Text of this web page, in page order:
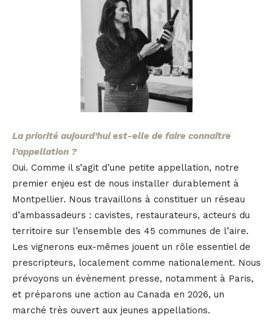
La priorité aujourd’hui est-elle de faire connaître
l’appellation ?
Oui. Comme il s’agit d’une petite appellation, notre
premier enjeu est de nous installer durablement à
Montpellier. Nous travaillons à constituer un réseau
d’ambassadeurs : cavistes, restaurateurs, acteurs du
territoire sur l’ensemble des 45 communes de l’aire.
Les vignerons eux-mêmes jouent un rôle essentiel de
prescripteurs, localement comme nationalement. Nous
prévoyons un évènement presse, notamment à Paris,
et préparons une action au Canada en 2026, un
marché très ouvert aux jeunes appellations.